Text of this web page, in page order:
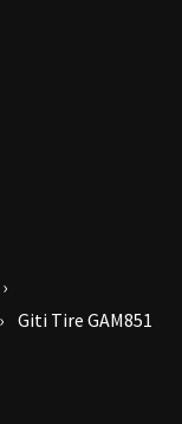
Giti Tire GAM851